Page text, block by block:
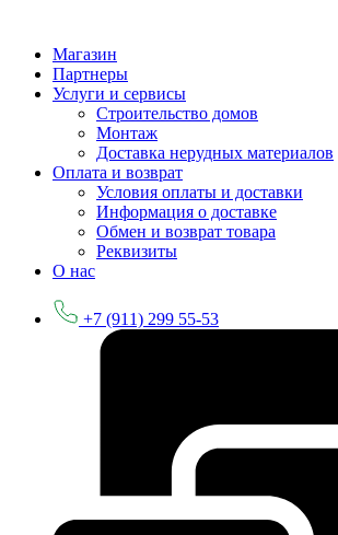
Магазин
Партнеры
Услуги и сервисы
Строительство домов
Монтаж
Доставка нерудных материалов
Оплата и возврат
Условия оплаты и доставки
Информация о доставке
Обмен и возврат товара
Реквизиты
О нас
+7 (911) 299 55-53